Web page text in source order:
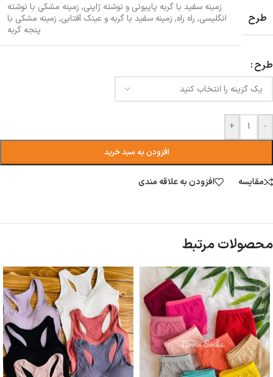
طرح
زمینه سفید با گربه پاپیونی و نوشته ژاپنی, زمینه مشکی با نوشته
انگلیسی, راه راه, زمینه سفید با گربه و عینک آفتابی, زمینه مشکی با
پنجه گربه
طرح
-
+
افزودن به سبد خرید
مقایسه افزودن به علاقه مندی
محصولات مرتبط